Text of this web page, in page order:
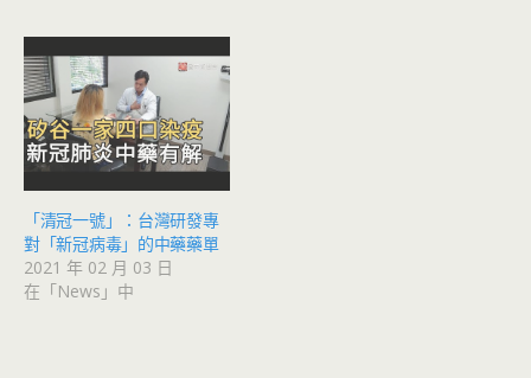
「清冠一號」：台灣研發專
對「新冠病毒」的中藥藥單
2021 年 02 月 03 日
在「News」中